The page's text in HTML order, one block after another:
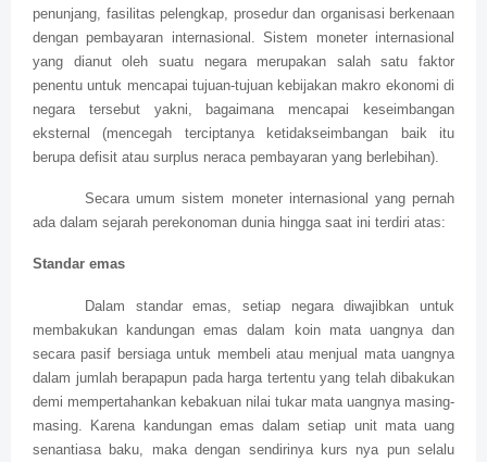
penunjang, fasilitas pelengkap, prosedur dan organisasi berkenaan
dengan pembayaran internasional. Sistem moneter internasional
yang dianut oleh suatu negara merupakan salah satu faktor
penentu untuk mencapai tujuan-tujuan kebijakan makro ekonomi di
negara tersebut yakni, bagaimana mencapai keseimbangan
eksternal (mencegah terciptanya ketidakseimbangan baik itu
berupa defisit atau surplus neraca pembayaran yang berlebihan).
Secara umum sistem moneter internasional yang pernah
ada dalam sejarah perekonoman dunia hingga saat ini terdiri atas:
Standar emas
Dalam standar emas, setiap negara diwajibkan untuk
membakukan kandungan emas dalam koin mata uangnya dan
secara pasif bersiaga untuk membeli atau menjual mata uangnya
dalam jumlah berapapun pada harga tertentu yang telah dibakukan
demi mempertahankan kebakuan nilai tukar mata uangnya masing-
masing. Karena kandungan emas dalam setiap unit mata uang
senantiasa baku, maka dengan sendirinya kurs nya pun selalu